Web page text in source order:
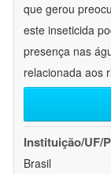
que gerou
este inseticida
presença nas
relacionada aos
Instituição/UF/
Brasil